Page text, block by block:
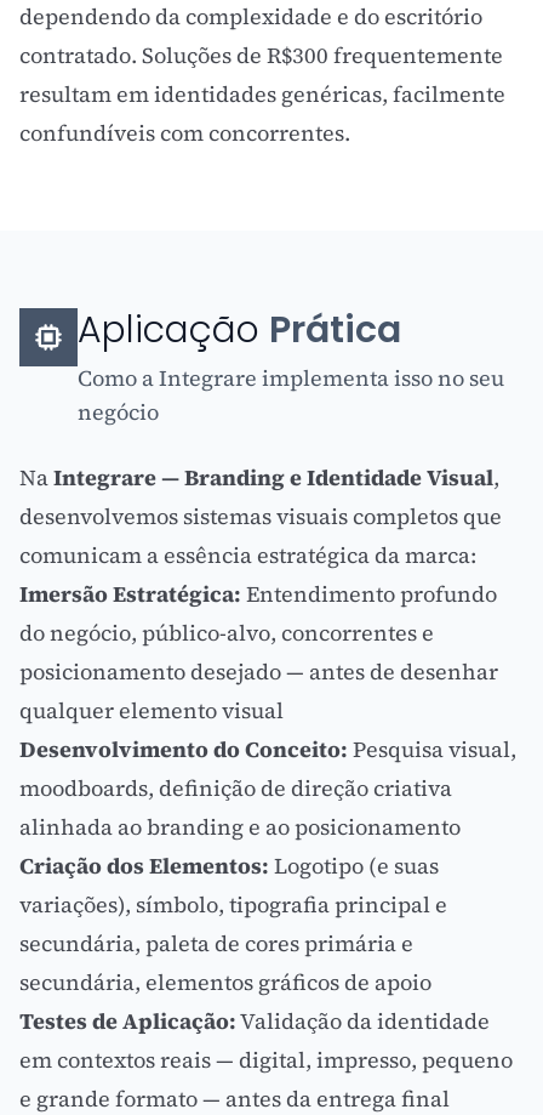
dependendo da complexidade e do escritório
contratado. Soluções de R$300 frequentemente
resultam em identidades genéricas, facilmente
confundíveis com concorrentes.
Aplicação Prática
Como a Integrare implementa isso no seu
negócio
NaIntegrare — Branding e Identidade Visual,
desenvolvemos sistemas visuais completos que
comunicam a essência estratégica da marca:
Imersão Estratégica: Entendimento profundo
do negócio, público-alvo, concorrentes e
posicionamento desejado — antes de desenhar
qualquer elemento visual
Desenvolvimento do Conceito: Pesquisa visual,
moodboards, definição de direção criativa
alinhada aobranding e aoposicionamento
Criação dos Elementos: Logotipo (e suas
variações), símbolo, tipografiaprincipal e
secundária, paleta de coresprimária e
secundária, elementos gráficos de apoio
Testes de Aplicação:Validação da identidade
em contextos reais — digital, impresso, pequeno
e grande formato — antes da entrega final